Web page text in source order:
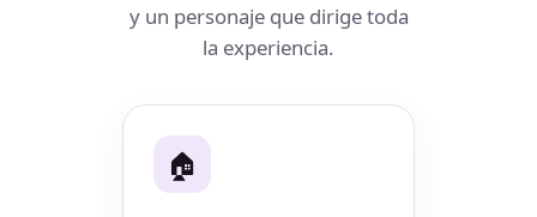
y un personaje que dirige toda
la experiencia.
🏠